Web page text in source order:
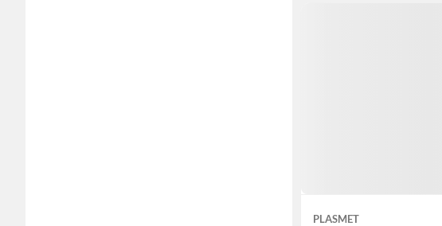
PLASMET